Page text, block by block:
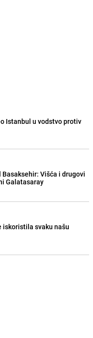
Istanbul u vodstvo protiv
Višća i drugovi
Galatasaray
iskoristila svaku našu